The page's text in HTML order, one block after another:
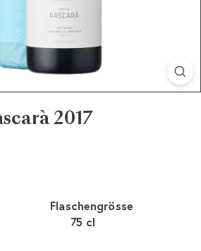
2017
Flaschengrösse
75 cl